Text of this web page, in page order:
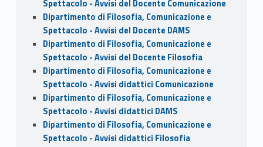
Spettacolo - Avvisi del Docente Comunicazione
Dipartimento di Filosofia, Comunicazione e
Spettacolo - Avvisi del Docente DAMS
Dipartimento di Filosofia, Comunicazione e
Spettacolo - Avvisi del Docente Filosofia
Dipartimento di Filosofia, Comunicazione e
Spettacolo - Avvisi didattici Comunicazione
Dipartimento di Filosofia, Comunicazione e
Spettacolo - Avvisi didattici DAMS
Dipartimento di Filosofia, Comunicazione e
Spettacolo - Avvisi didattici Filosofia